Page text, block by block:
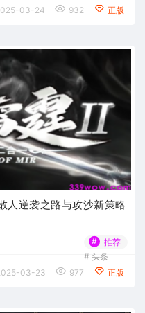
03-24 932 正版
人逆袭之路与攻沙新策略
#
推荐
# 头条
03-23 977 正版